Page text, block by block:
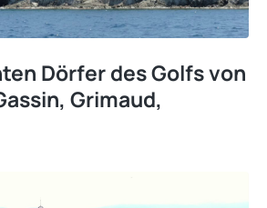
Dörfer des Golfs von
Grimaud,